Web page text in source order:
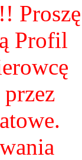
Proszę
Profil